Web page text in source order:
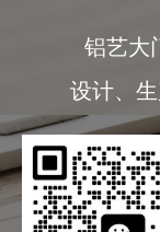
铝艺大
设计、